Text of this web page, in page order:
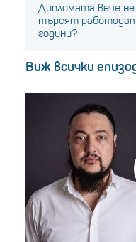
Дипломата вече
търсят
години?
Виж всички